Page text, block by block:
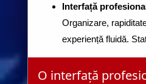
Interfață
Organizare,
experiență fluidă.
O interfață